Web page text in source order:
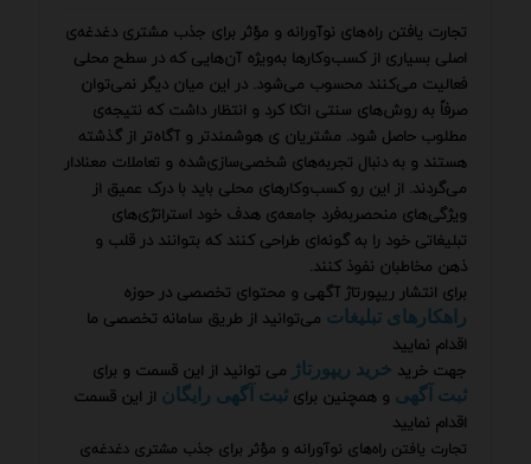
تجارت یافتن راه‌های نوآورانه و مؤثر برای جذب مشتری دغدغه‌ی
اصلی بسیاری از کسب‌وکارها به‌ویژه آن‌هایی که در سطح محلی
فعالیت می‌کنند محسوب می‌شود. در این میان دیگر نمی‌توان
صرفاً به روش‌های سنتی اتکا کرد و انتظار داشت که نتیجه‌ی
مطلوب حاصل شود. مشتریان ی هوشمندتر و آگاه‌تر از گذشته
هستند و به دنبال تجربه‌های شخصی‌سازی‌شده و تعاملات معنادار
می‌گردند. از این رو کسب‌وکارهای محلی باید با درک عمیق از
ویژگی‌های منحصربه‌فرد جامعه‌ی هدف خود استراتژی‌های
تبلیغاتی خود را به گونه‌ای طراحی کنند که بتوانند در قلب و
ذهن مخاطبان نفوذ کنند.
برای انتشار ریپورتاژ آگهی و محتوای تخصصی در حوزه
راهکارهای تبلیغات می‌توانید از طریق سامانه تخصصی ما
اقدام نمایید
جهت خرید خرید ریپورتاژ می توانید از این قسمت و برای
ثبت آگهی و همچنین برای ثبت آگهی رایگان از این قسمت
اقدام نمایید
تجارت یافتن راه‌های نوآورانه و مؤثر برای جذب مشتری دغدغه‌ی